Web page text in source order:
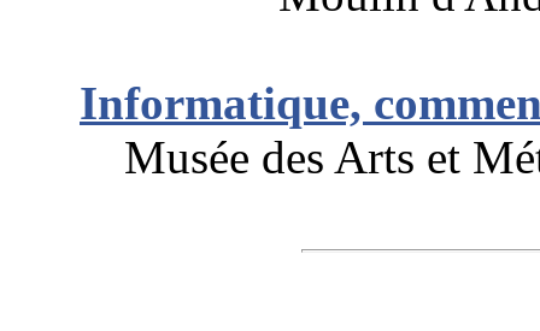
Informatique,
Musée des Arts et